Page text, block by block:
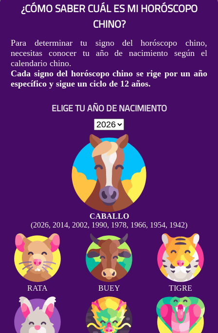
¿CÓMO SABER CUÁL ES MI HORÓSCOPO
CHINO?
Para determinar tu signo del horóscopo chino,
necesitas conocer tu año de nacimiento según el
calendario chino.
Cada signo del horóscopo chino se rige por un año
específico y sigue un ciclo de 12 años.
ELIGE TU AÑO DE NACIMIENTO
CABALLO
(2026, 2014, 2002, 1990, 1978, 1966, 1954, 1942)
RATA BUEY TIGRE